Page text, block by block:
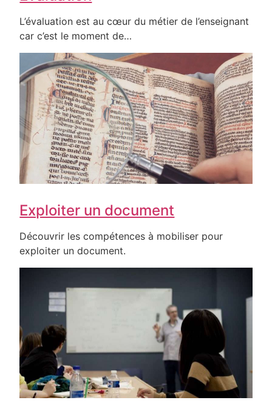
L’évaluation est au cœur du métier de l’enseignant
car c’est le moment de…
Exploiter un document
Découvrir les compétences à mobiliser pour
exploiter un document.